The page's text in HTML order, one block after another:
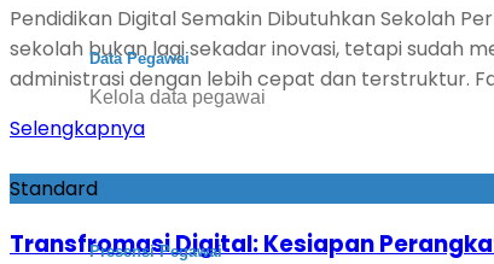
Data Pegawai
Kelola data pegawai
Presensi Pegawai
Pendidikan Digital Semakin Dibutuhkan Sekolah
sekolah bukan lagi sekadar inovasi, tetapi sudah
administrasi dengan lebih cepat dan terstruktur.
Selengkapnya
Standard
Transfromasi Digital: Kesiapan